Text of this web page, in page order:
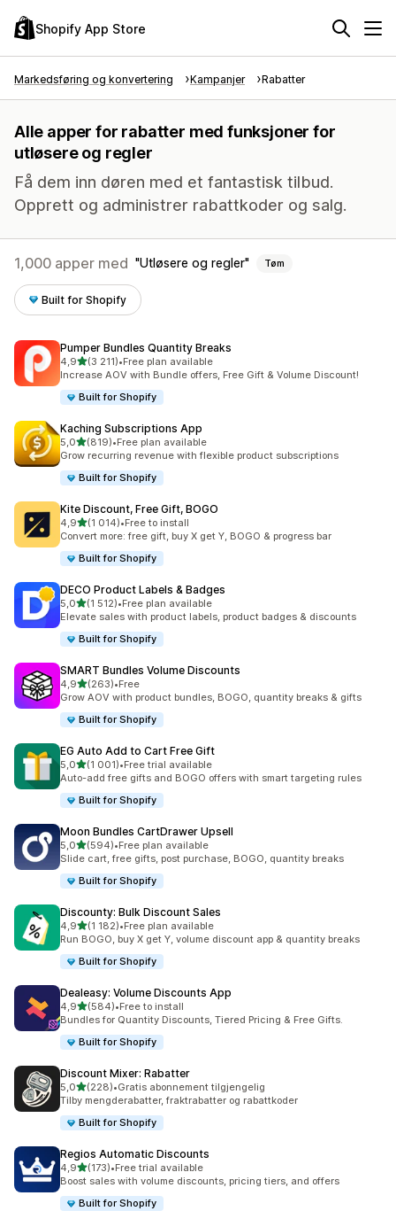
Shopify App Store
Markedsføring og konvertering Kampanjer Rabatter
Alle apper for rabatter med funksjoner for
utløsere og regler
Få dem inn døren med et fantastisk tilbud.
Opprett og administrer rabattkoder og salg.
1,000 apper med Utløsere og regler Tøm
Built for Shopify
Pumper Bundles Quantity Breaks
4,9av 5 stjerner
(3 211)
Totalt 3211 omtaler
•Free plan available
Increase AOV with Bundle offers, Free Gift & Volume Discount!
Built for Shopify
Kaching Subscriptions App
5,0av 5 stjerner
(819)
Totalt 819 omtaler
•Free plan available
Grow recurring revenue with flexible product subscriptions
Built for Shopify
Kite Discount, Free Gift, BOGO
4,9av 5 stjerner
(1 014)
Totalt 1014 omtaler
•Free to install
Convert more: free gift, buy X get Y, BOGO & progress bar
Built for Shopify
DECO Product Labels & Badges
5,0av 5 stjerner
(1 512)
Totalt 1512 omtaler
•Free plan available
Elevate sales with product labels, product badges & discounts
Built for Shopify
SMART Bundles Volume Discounts
4,9av 5 stjerner
(263)
Totalt 263 omtaler
•Free
Grow AOV with product bundles, BOGO, quantity breaks & gifts
Built for Shopify
EG Auto Add to Cart Free Gift
5,0av 5 stjerner
(1 001)
Totalt 1001 omtaler
•Free trial available
Auto-add free gifts and BOGO offers with smart targeting rules
Built for Shopify
Moon Bundles CartDrawer Upsell
5,0av 5 stjerner
(594)
Totalt 594 omtaler
•Free plan available
Slide cart, free gifts, post purchase, BOGO, quantity breaks
Built for Shopify
Discounty: Bulk Discount Sales
4,9av 5 stjerner
(1 182)
Totalt 1182 omtaler
•Free plan available
Run BOGO, buy X get Y, volume discount app & quantity breaks
Built for Shopify
Dealeasy: Volume Discounts App
4,9av 5 stjerner
(584)
Totalt 584 omtaler
•Free to install
Bundles for Quantity Discounts, Tiered Pricing & Free Gifts.
Built for Shopify
Discount Mixer: Rabatter
5,0av 5 stjerner
(228)
Totalt 228 omtaler
•Gratis abonnement tilgjengelig
Tilby mengderabatter, fraktrabatter og rabattkoder
Built for Shopify
Regios Automatic Discounts
4,9av 5 stjerner
(173)
Totalt 173 omtaler
•Free trial available
Boost sales with volume discounts, pricing tiers, and offers
Built for Shopify